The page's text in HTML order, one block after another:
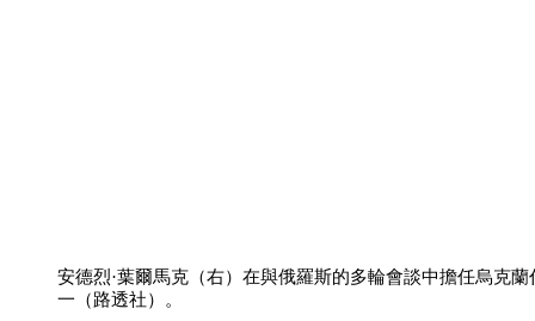
安德烈·葉爾馬克（右）在與俄羅斯的多輪會談中擔任烏克
一（路透社）。